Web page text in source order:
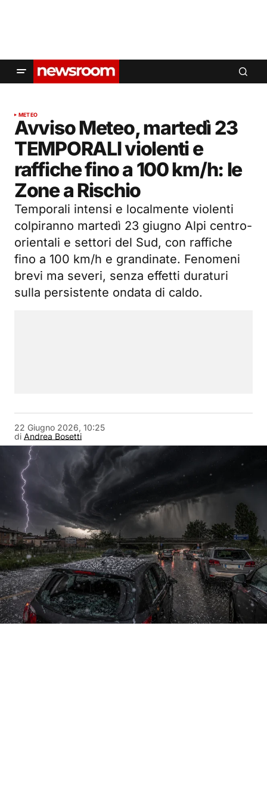
METEO
Avviso Meteo, martedì 23
TEMPORALI violenti e
raffiche fino a 100 km/h: le
Zone a Rischio
Temporali intensi e localmente violenti
colpiranno martedì 23 giugno Alpi centro-
orientali e settori del Sud, con raffiche
fino a 100 km/h e grandinate. Fenomeni
brevi ma severi, senza effetti duraturi
sulla persistente ondata di caldo.
di Andrea Bosetti
22 Giugno 2026, 10:25